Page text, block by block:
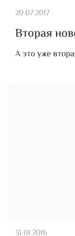
Вторая
А это уже
20.07.2017
31.01.2016